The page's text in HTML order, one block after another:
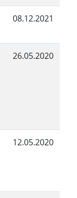
08.12.2021
26.05.2020
12.05.2020